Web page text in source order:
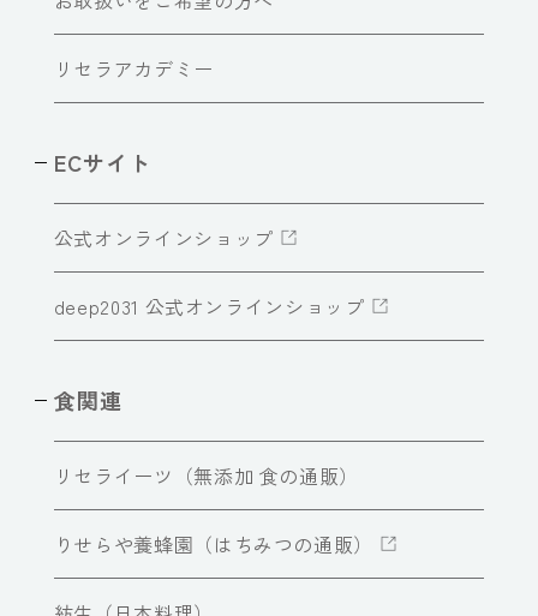
リセラアカデミー
ECサイト
公式オンラインショップ
deep2031 公式オンラインショップ
食関連
リセライーツ（無添加 食の通販）
りせらや養蜂園（はちみつの通販）